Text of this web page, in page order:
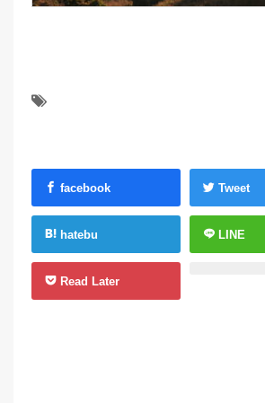
facebook Tweet
hatebu LINE
Read Later